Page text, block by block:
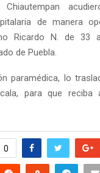
de manera
Ricardo N. de 33
de Puebla.
paramédica, lo
para que reciba
0